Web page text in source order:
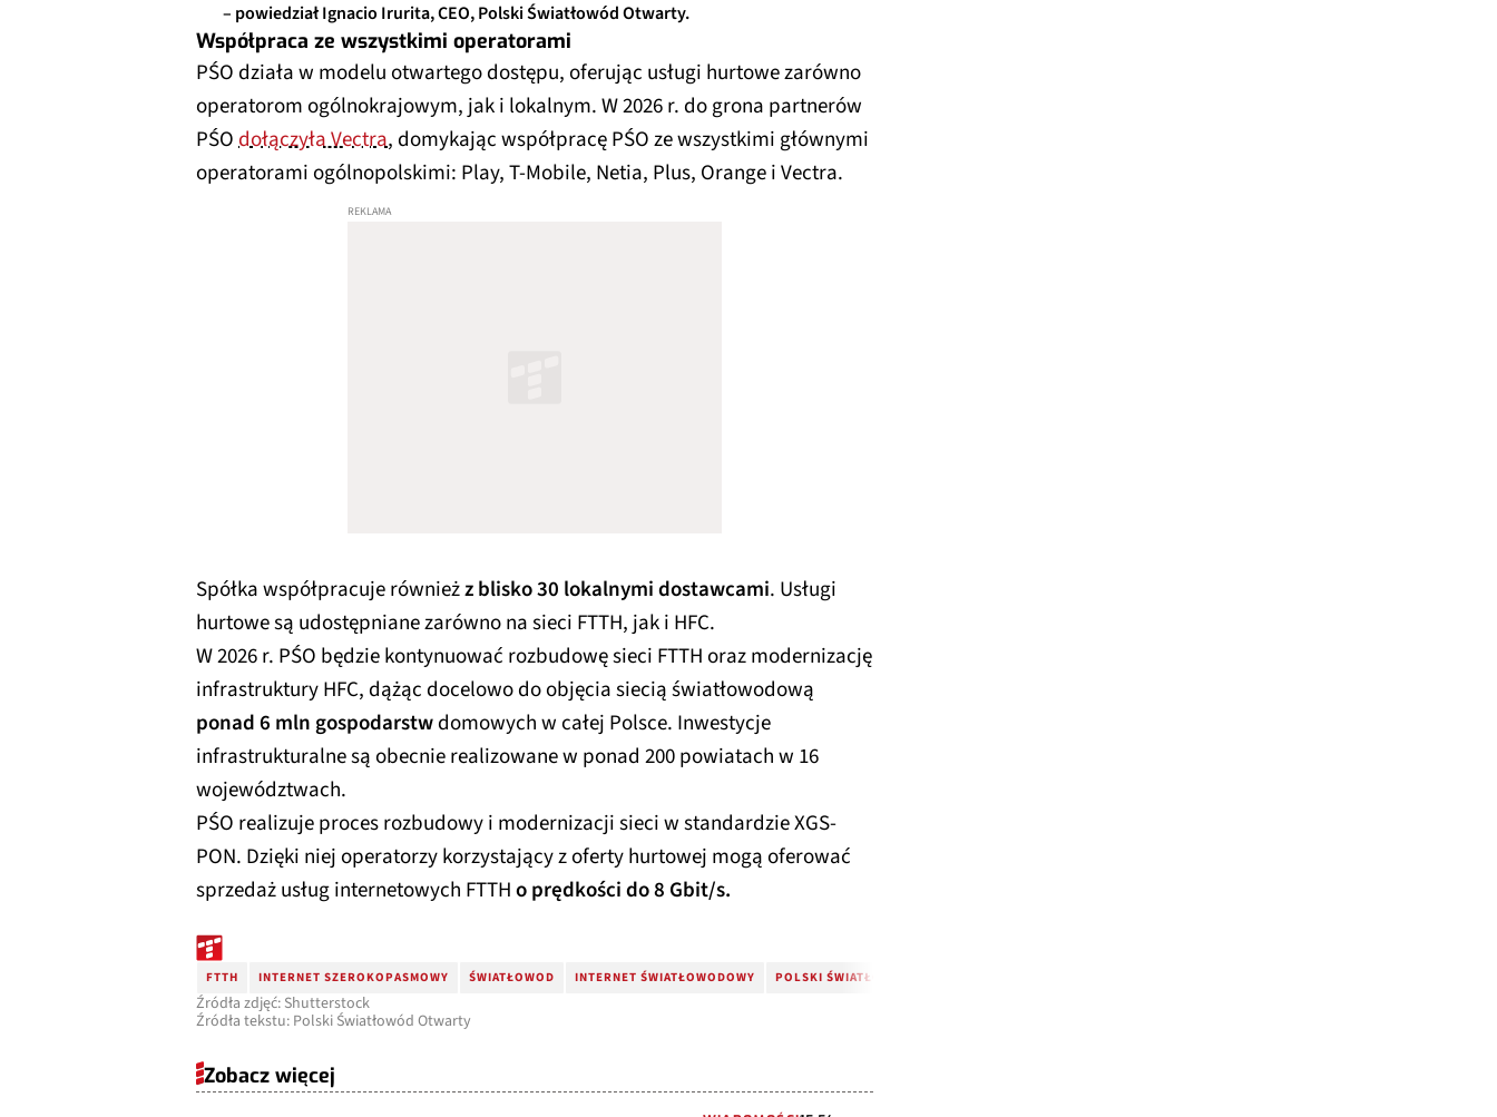
– powiedział Ignacio Irurita, CEO, Polski Światłowód Otwarty.
Współpraca ze wszystkimi operatorami
PŚO działa w modelu otwartego dostępu, oferując usługi hurtowe zarówno
operatorom ogólnokrajowym, jak i lokalnym. W 2026 r. do grona partnerów
PŚOdołączyła Vectra, domykając współpracę PŚO ze wszystkimi głównymi
operatorami ogólnopolskimi: Play, T-Mobile, Netia, Plus, Orange i Vectra.
Spółka współpracuje równieżz blisko 30 lokalnymi dostawcami. Usługi
hurtowe są udostępniane zarówno na sieci FTTH, jak i HFC.
W 2026 r. PŚO będzie kontynuować rozbudowę sieci FTTH oraz modernizację
infrastruktury HFC, dążąc docelowo do objęcia siecią światłowodową
ponad 6 mln gospodarstwdomowych w całej Polsce. Inwestycje
infrastrukturalne są obecnie realizowane w ponad 200 powiatach w 16
województwach.
PŚO realizuje proces rozbudowy i modernizacji sieci w standardzie XGS-
PON. Dzięki niej operatorzy korzystający z oferty hurtowej mogą oferować
sprzedaż usług internetowych FTTHo prędkości do 8 Gbit/s.
FTTH INTERNET SZEROKOPASMOWY ŚWIATŁOWOD INTERNET ŚWIATŁOWODOWY POLSKI ŚWIATŁOWÓD OTWARTY
Źródła zdjęć: Shutterstock
Źródła tekstu: Polski Światłowód Otwarty
Zobacz więcej